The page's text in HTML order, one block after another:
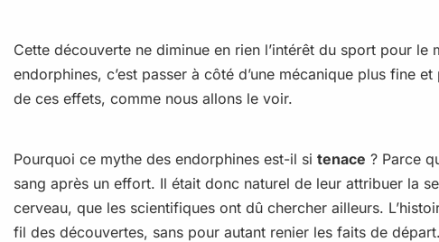
Cette découverte ne diminue en rien l’intérêt du sport pour le
endorphines, c’est passer à côté d’une mécanique plus fine
de ces effets, comme nous allons le voir.
Pourquoi ce mythe des endorphines est-il si tenace ? Parce
sang après un effort. Il était donc naturel de leur attribuer la
cerveau, que les scientifiques ont dû chercher ailleurs.
fil des découvertes, sans pour autant renier les faits de départ.